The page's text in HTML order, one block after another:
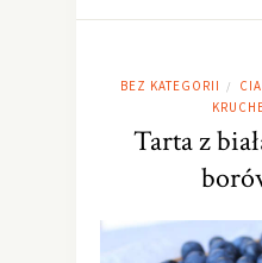
BEZ KATEGORII /
Tarta z